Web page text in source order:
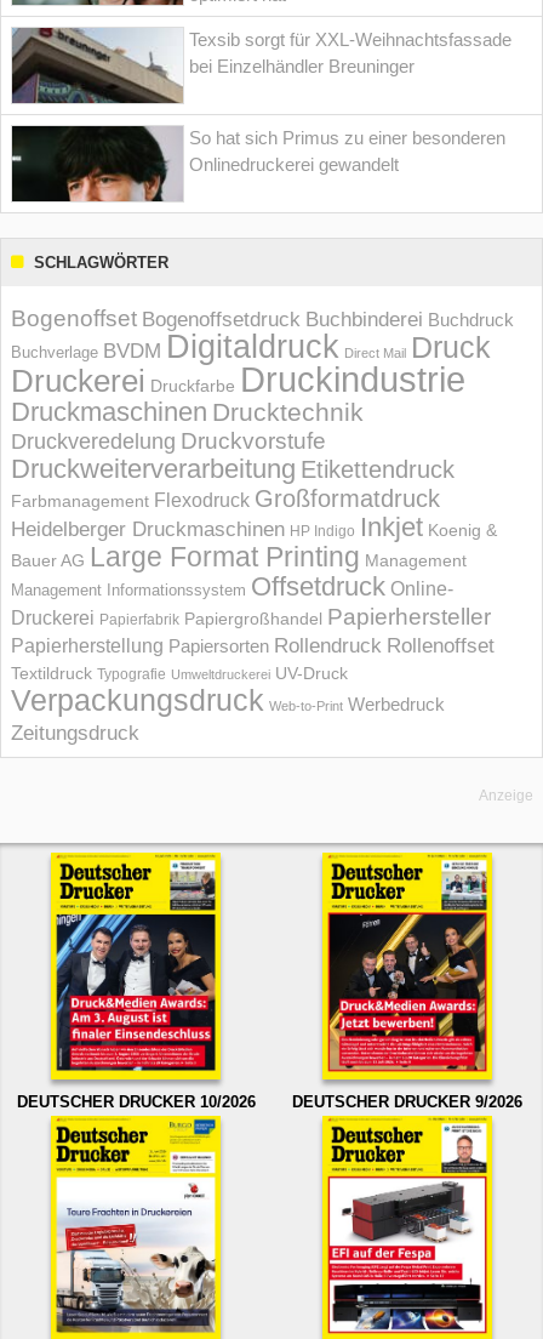
Texsib sorgt für XXL-Weihnachtsfassade
bei Einzelhändler Breuninger
So hat sich Primus zu einer besonderen
Onlinedruckerei gewandelt
SCHLAGWÖRTER
Bogenoffset Bogenoffsetdruck Buchbinderei Buchdruck
Buchverlage BVDM Digitaldruck Direct Mail Druck
Druckerei Druckfarbe Druckindustrie
Druckmaschinen Drucktechnik
Druckveredelung Druckvorstufe
Druckweiterverarbeitung Etikettendruck
Farbmanagement Flexodruck Großformatdruck
Heidelberger Druckmaschinen HP Indigo Inkjet Koenig &
Bauer AG Large Format Printing Management
Management Informations­system Offsetdruck Online-
Druckerei Papierfabrik Papiergroßhandel Papierhersteller
Papierherstellung Papiersorten Rollendruck Rollenoffset
Textildruck Typografie Umweltdruckerei UV-Druck
Verpackungsdruck Web-to-Print Werbedruck
Zeitungsdruck
Anzeige
DEUTSCHER DRUCKER 10/2026 DEUTSCHER DRUCKER 9/2026